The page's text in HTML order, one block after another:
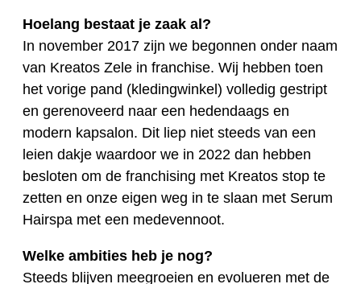
Hoelang bestaat je zaak al?
In november 2017 zijn we begonnen onder naam
van Kreatos Zele in franchise. Wij hebben toen
het vorige pand (kledingwinkel) volledig gestript
en gerenoveerd naar een hedendaags en
modern kapsalon. Dit liep niet steeds van een
leien dakje waardoor we in 2022 dan hebben
besloten om de franchising met Kreatos stop te
zetten en onze eigen weg in te slaan met Serum
Hairspa met een medevennoot.
Welke ambities heb je nog?
Steeds blijven meegroeien en evolueren met de